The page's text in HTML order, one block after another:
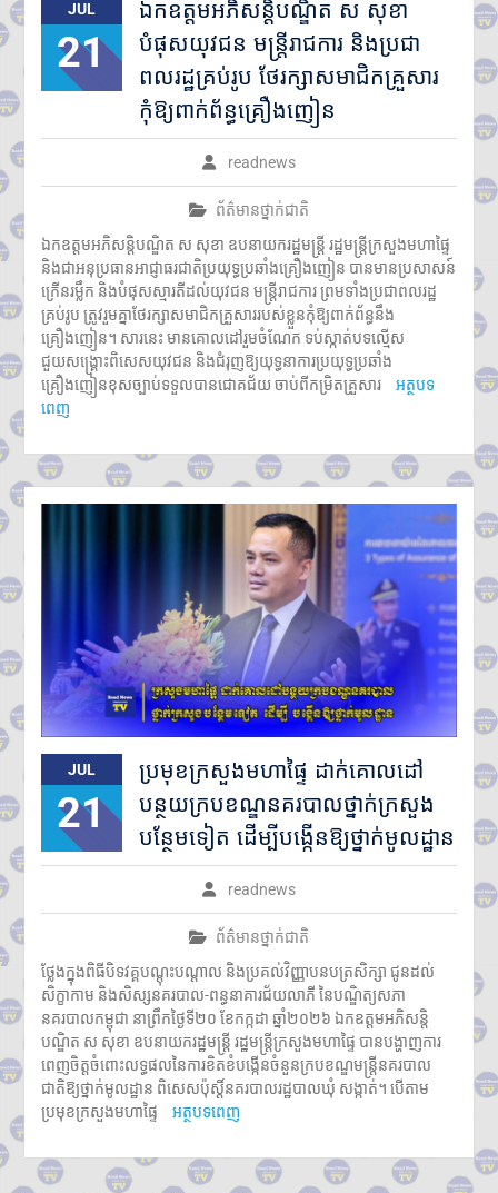
JUL
21
ឯកឧត្តមអភិសន្តិបណ្ឌិត ស សុខា
បំផុសយុវជន មន្ត្រីរាជការ និងប្រជា
ពលរដ្ឋគ្រប់រូប ថែរក្សាសមាជិកគ្រួសារ
កុំឱ្យពាក់ព័ន្ធគ្រឿងញៀន
readnews
ព័ត៌មានថ្នាក់ជាតិ
ឯកឧត្តមអភិសន្តិបណ្ឌិត ស សុខា ឧបនាយករដ្ឋមន្ត្រី រដ្ឋមន្ត្រីក្រសួងមហាផ្ទៃ
និងជាអនុប្រធានអាជ្ញាធរជាតិប្រយុទ្ធប្រឆាំងគ្រឿងញៀន បានមានប្រសាសន៍
ក្រើនរម្លឹក និងបំផុសស្មារតីដល់យុវជន មន្ត្រីរាជការ ព្រមទាំងប្រជាពលរដ្ឋ
គ្រប់រូប ត្រូវរួមគ្នាថែរក្សាសមាជិកគ្រួសាររបស់ខ្លួនកុំឱ្យពាក់ព័ន្ធនឹង
គ្រឿងញៀន។ សារនេះ មានគោលដៅរួមចំណែក ទប់ស្កាត់បទល្មើស
ជួយសង្គ្រោះពិសេសយុវជន និងជំរុញឱ្យយុទ្ធនាការប្រយុទ្ធប្រឆាំង
គ្រឿងញៀនខុសច្បាប់ទទួលបានជោគជ័យ ចាប់ពីកម្រិតគ្រួសារ
អត្ថបទ
ពេញ
JUL
21
ប្រមុខក្រសួងមហាផ្ទៃ ដាក់គោលដៅ
បន្ថយក្របខណ្ឌនគរបាលថ្នាក់ក្រសួង
បន្ថែមទៀត ដើម្បីបង្កើនឱ្យថ្នាក់មូលដ្ឋាន
readnews
ព័ត៌មានថ្នាក់ជាតិ
ថ្លែងក្នុងពិធីបិទវគ្គបណ្តុះបណ្តាល និងប្រគល់វិញ្ញាបនបត្រសិក្សា ជូនដល់
សិក្ខាកាម និងសិស្សនគរបាល-ពន្ធនាគារជ័យលាភី នៃបណ្ឌិត្យសភា
នគរបាលកម្ពុជា នាព្រឹកថ្ងៃទី២០ ខែកក្កដា ឆ្នាំ២០២៦ ឯកឧត្តមអភិសន្តិ
បណ្ឌិត ស សុខា ឧបនាយករដ្ឋមន្ត្រី រដ្ឋមន្ត្រីក្រសួងមហាផ្ទៃ បានបង្ហាញការ
ពេញចិត្តចំពោះលទ្ធផលនៃការខិតខំបង្កើនចំនួនក្របខណ្ឌមន្រ្តីនគរបាល
ជាតិឱ្យថ្នាក់មូលដ្ឋាន ពិសេសប៉ុស្តិ៍នគរបាលរដ្ឋបាលឃុំ សង្កាត់។ បើតាម
ប្រមុខក្រសួងមហាផ្ទៃ
អត្ថបទពេញ